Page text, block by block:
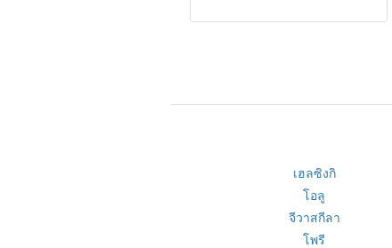
เฮลซิงกิ
โอลู
จีวาสกีลา
โพรี